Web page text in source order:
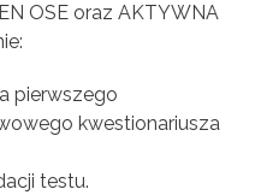
OSE oraz AKTYWNA
pierwszego
kwestionariusza
testu.